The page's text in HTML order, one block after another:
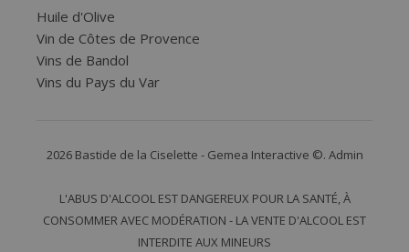
Huile d'Olive
Vin de Côtes de Provence
Vins de Bandol
Vins du Pays du Var
2026 Bastide de la Ciselette - Gemea Interactive ©. Admin
L'ABUS D'ALCOOL EST DANGEREUX POUR LA SANTÉ, À
CONSOMMER AVEC MODÉRATION - LA VENTE D'ALCOOL EST
INTERDITE AUX MINEURS